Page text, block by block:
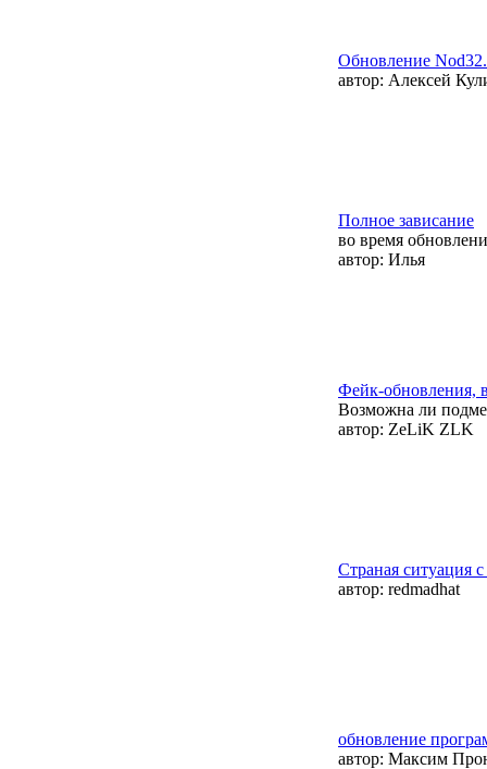
Обновление
автор: Алексей
Полное зависание
во время
автор: Илья
Фейк-обновления,
Возможна ли
автор: ZeLiK ZLK
Страная ситуация
автор: redmadhat
обновление
автор: Максим